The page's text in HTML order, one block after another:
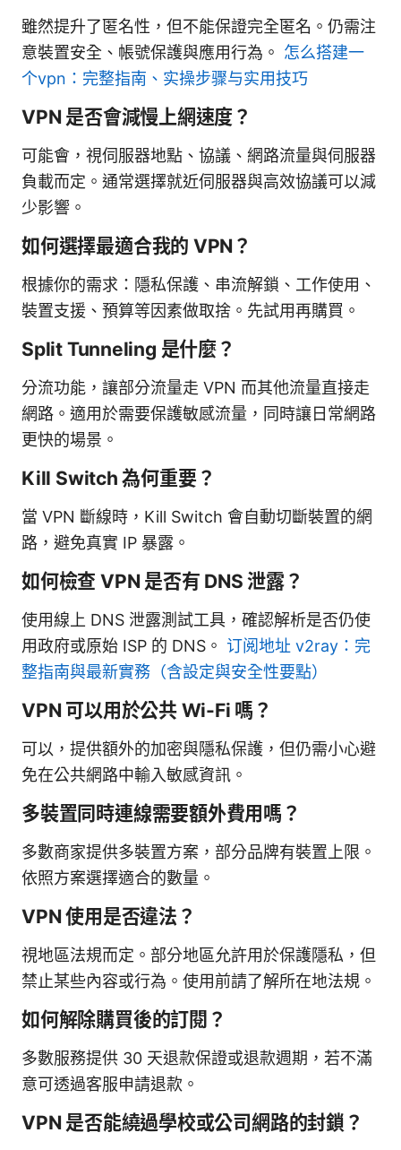
雖然提升了匿名性，但不能保證完全匿名。仍需注
意裝置安全、帳號保護與應用行為。 怎么搭建一
个vpn：完整指南、实操步骤与实用技巧
VPN 是否會減慢上網速度？
可能會，視伺服器地點、協議、網路流量與伺服器
負載而定。通常選擇就近伺服器與高效協議可以減
少影響。
如何選擇最適合我的 VPN？
根據你的需求：隱私保護、串流解鎖、工作使用、
裝置支援、預算等因素做取捨。先試用再購買。
Split Tunneling 是什麼？
分流功能，讓部分流量走 VPN 而其他流量直接走
網路。適用於需要保護敏感流量，同時讓日常網路
更快的場景。
Kill Switch 為何重要？
當 VPN 斷線時，Kill Switch 會自動切斷裝置的網
路，避免真實 IP 暴露。
如何檢查 VPN 是否有 DNS 泄露？
使用線上 DNS 泄露測試工具，確認解析是否仍使
用政府或原始 ISP 的 DNS。 订阅地址 v2ray：完
整指南與最新實務（含設定與安全性要點）
VPN 可以用於公共 Wi-Fi 嗎？
可以，提供額外的加密與隱私保護，但仍需小心避
免在公共網路中輸入敏感資訊。
多裝置同時連線需要額外費用嗎？
多數商家提供多裝置方案，部分品牌有裝置上限。
依照方案選擇適合的數量。
VPN 使用是否違法？
視地區法規而定。部分地區允許用於保護隱私，但
禁止某些內容或行為。使用前請了解所在地法規。
如何解除購買後的訂閱？
多數服務提供 30 天退款保證或退款週期，若不滿
意可透過客服申請退款。
VPN 是否能繞過學校或公司網路的封鎖？